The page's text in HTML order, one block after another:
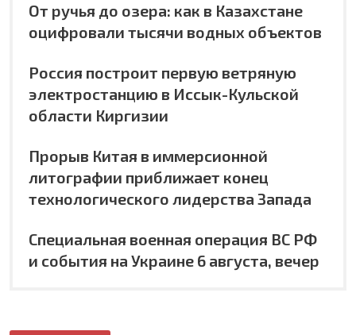
От ручья до озера: как в Казахстане
оцифровали тысячи водных объектов
Россия построит первую ветряную
электростанцию в Иссык-Кульской
области Киргизии
Прорыв Китая в иммерсионной
литографии приближает конец
технологического лидерства Запада
Специальная военная операция ВС РФ
и события на Украине 6 августа, вечер